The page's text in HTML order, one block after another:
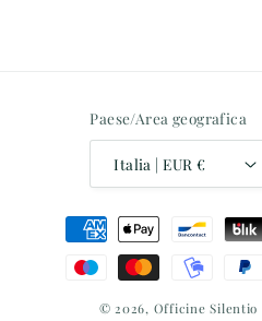
Paese/Area geografica
Italia | EUR €
Metodi
pagamento
© 2026, Officine Silentio